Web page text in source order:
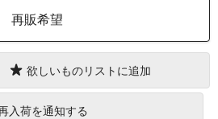
再販希望
欲しいものリストに追加
入荷を通知する